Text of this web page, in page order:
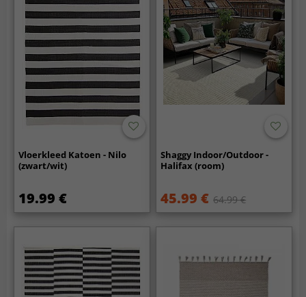
Vloerkleed Katoen - Nilo
(zwart/wit)
19.99 €
Shaggy Indoor/Outdoor -
Halifax (room)
45.99 € 64.99 €